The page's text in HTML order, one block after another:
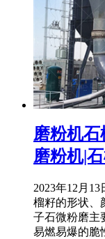
磨粉机石
磨粉机|
2023年12月
榴籽的形状、
子石微粉磨主
易燃易爆的脆